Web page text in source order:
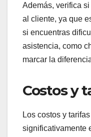
Además, verifica
al cliente, ya que
si encuentras
asistencia, como
marcar la
Costos y
Los costos y
significativamente